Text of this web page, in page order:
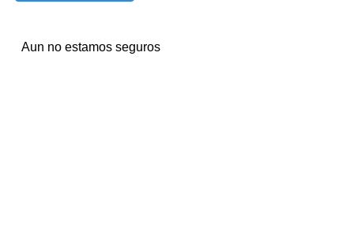
Aun no estamos seguros